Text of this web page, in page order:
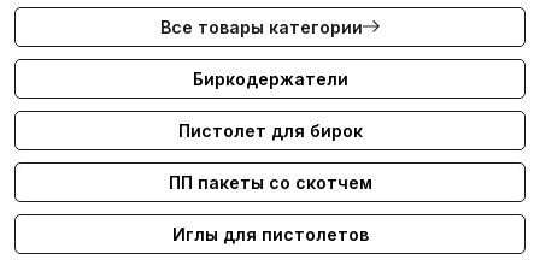
Все товары категории
Биркодержатели
Пистолет для бирок
ПП пакеты со скотчем
Иглы для пистолетов